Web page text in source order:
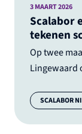
Scalabor
tekenen
Op twee
Lingewaard
3 MAART 2026
Categorie:
SCALABOR